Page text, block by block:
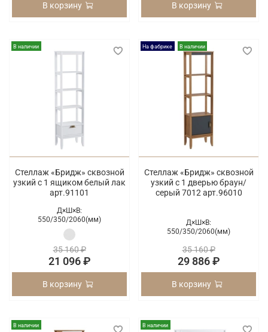
В корзину В корзину
В наличии
Стеллаж «Бридж» сквозной
узкий с 1 ящиком белый лак
арт.91101
Д×Ш×В:
550/350/2060(мм)
35 160 ₽
21 096 ₽
В корзину
На фабрике В наличии
Стеллаж «Бридж» сквозной
узкий с 1 дверью браун/
серый 7012 арт.96010
Д×Ш×В:
550/350/2060(мм)
35 160 ₽
29 886 ₽
В корзину
В наличии В наличии